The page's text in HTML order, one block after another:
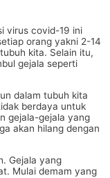
virus covid-19 ini
orang yakni 2-14
kita. Selain itu,
gejala seperti
dalam tubuh kita
berdaya untuk
gejala-gejala yang
akan hilang dengan
Gejala yang
Mulai demam yang